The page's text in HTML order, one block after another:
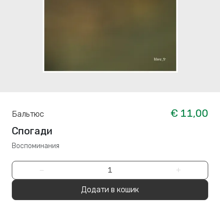
Бальтюс
€ 11,00
Спогади
Воспоминания
− +
Додати в кошик